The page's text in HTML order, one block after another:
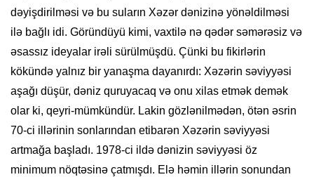
dəyişdirilməsi və bu suların Xəzər dənizinə yönəldilməsi
ilə bağlı idi. Göründüyü kimi, vaxtilə nə qədər səmərəsiz və
əsassız ideyalar irəli sürülmüşdü. Çünki bu fikirlərin
kökündə yalnız bir yanaşma dayanırdı: Xəzərin səviyyəsi
aşağı düşür, dəniz quruyacaq və onu xilas etmək demək
olar ki, qeyri-mümkündür. Lakin gözlənilmədən, ötən əsrin
70-ci illərinin sonlarından etibarən Xəzərin səviyyəsi
artmağa başladı. 1978-ci ildə dənizin səviyyəsi öz
minimum nöqtəsinə çatmışdı. Elə həmin illərin sonundan